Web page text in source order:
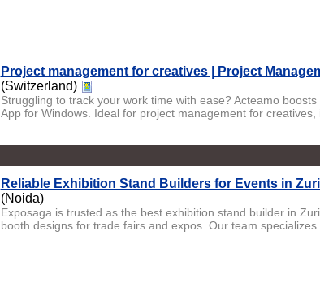
Project management for creatives | Project
(Switzerland)
Struggling to track your work time with ease? Acteamo
App for Windows. Ideal for project management for creatives,
Reliable Exhibition Stand Builders for Events in
(Noida)
Exposaga is trusted as the best exhibition stand builder in
booth designs for trade fairs and expos. Our team specializes